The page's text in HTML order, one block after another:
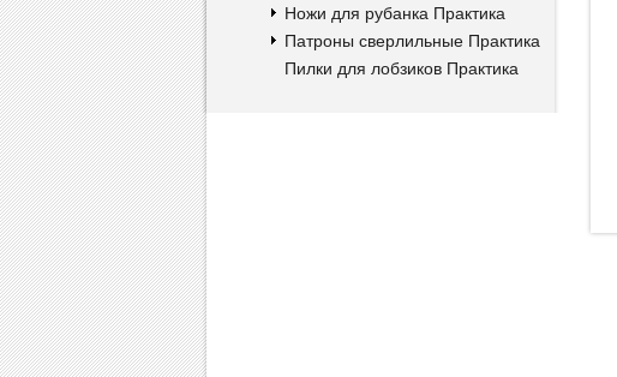
Ножи для рубанка Практика
Патроны сверлильные Практика
Пилки для лобзиков Практика